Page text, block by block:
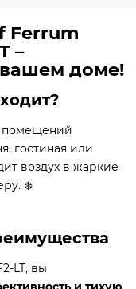
Ferrum
–
доме!
помещений
гостиная или
воздух в жаркие
❄️
LT, вы